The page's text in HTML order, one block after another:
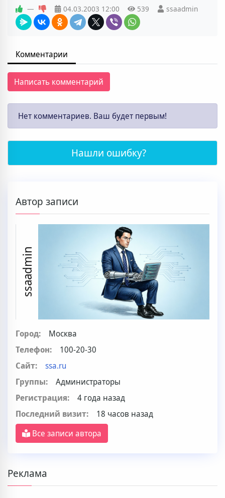
— 04.03.2003 12:00 539 ssaadmin
Комментарии
Написать комментарий
Нет комментариев. Ваш будет первым!
Нашли ошибку?
Автор записи
ssaadmin
Город:
Москва
Телефон:
100-20-30
Сайт:
ssa.ru
Группы:
Администраторы
Регистрация:
4 года назад
Последний визит:
18 часов назад
Все записи автора
Реклама